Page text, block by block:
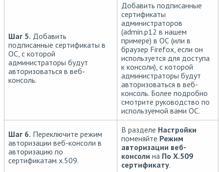
Шаг 5. Добавить
подписанные сертификаты в
ОС, с которой
администраторы будут
авторизоваться в веб-
консоль.
Добавить подписанные
сертификаты
администраторов
(admin.p12 в нашем
примере) в ОС (или в
браузер Firefox, если он
используется для доступа
к консоли), с которой
администраторы будут
авторизоваться в веб-
консоль. Более подробно
смотрите руководство по
используемой вами ОС.
Шаг 6. Переключите режим
авторизации веб-консоли в
авторизацию по
сертификатам x.509.
В разделе Настройки
поменяйте Режим
авторизации веб-
консоли на По X.509
сертификату.